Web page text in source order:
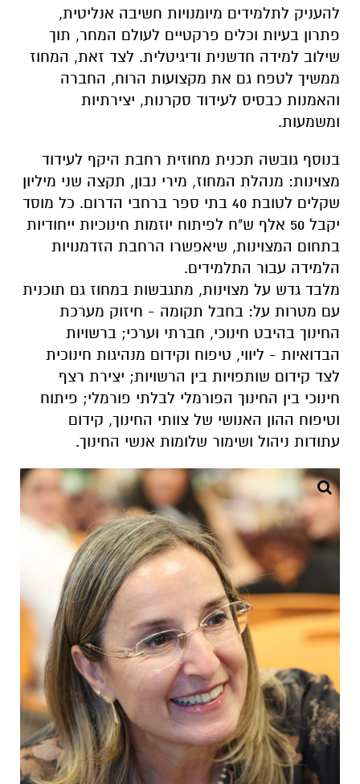
להעניק לתלמידים מיומנויות חשיבה אנליטית,
פתרון בעיות וכלים פרקטיים לעולם המחר, תוך
שילוב למידה חדשנית ודיגיטלית. לצד זאת, המחוז
ממשיך לטפח גם את מקצועות הרוח, החברה
והאמנות כבסיס לעידוד סקרנות, יצירתיות
ומשמעות.
בנוסף גובשה תכנית מחוזית רחבת היקף לעידוד
מצוינות: מנהלת המחוז, מירי נבון, תקצה שני מיליון
שקלים לטובת 40 בתי ספר ברחבי הדרום. כל מוסד
יקבל 50 אלף ש"ח לפיתוח יוזמות חינוכיות ייחודיות
בתחום המצוינות, שיאפשרו הרחבת הזדמנויות
הלמידה עבור התלמידים.
מלבד גדש על מצוינות, מתגבשות במחוז גם תוכנית
עם מטרות על: בחבל תקומה - חיזוק מערכת
החינוך בהיבט חינוכי, חברתי וערכי; ברשויות
הבדואיות - ליווי, טיפוח וקידום מנהיגות חינוכית
לצד קידום שותפויות בין הרשויות; יצירת רצף
חינוכי בין החינוך הפורמלי לבלתי פורמלי; פיתוח
וטיפוח ההון האנושי של צוותי החינוך, קידום
עתודות ניהול ושימור שלומות אנשי החינוך.